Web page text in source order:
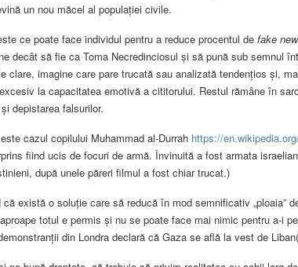
un nou măcel al populației civile.
ce poate face individul pentru a reduce procentul defake
decât să fie ca Toma Necredinciosul și să pună sub semnul
clare, imagine care pare trucată sau analizată tendențios și,
la capacitatea emotivă a cititorului. Restul rămâne în
depistarea falsurilor.
cazul copilului Muhammad al-Durrah https://
fiind ucis de focuri de armă. Învinuită a fost armata
după unele păreri filmul a fost chiar trucat.)
că există o soluție care să reducă în mod semnificativ „ploaia”
totul e permis și nu se poate face mai nimic pentru a-i
din Londra declară că Gaza se află la vest de